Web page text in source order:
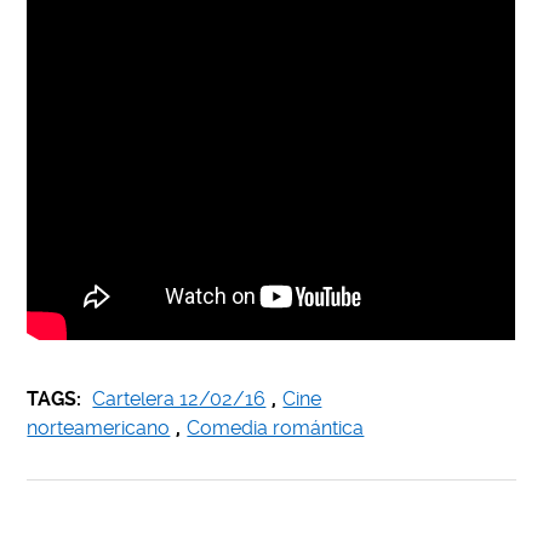
TAGS: Cartelera 12/02/16 , Cine
norteamericano , Comedia romántica